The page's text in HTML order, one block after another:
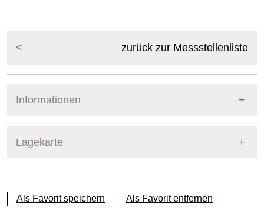
zurück zur Messstellenliste
Informationen
Lagekarte
+
−
Als Favorit speichern Als Favorit entfernen